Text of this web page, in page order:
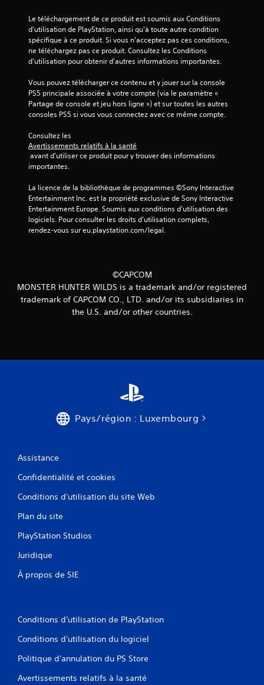
r
5
(
1
4
a
i
Le téléchargement de ce produit est soumis aux Conditions
d'utilisation de PlayStation, ainsi qu'à toute autre condition
spécifique à ce produit. Si vous n'acceptez pas ces conditions,
ne téléchargez pas ce produit. Consultez les Conditions
d'utilisation pour obtenir d'autres informations importantes.
Vous pouvez télécharger ce contenu et y jouer sur la console
PS5 principale associée à votre compte (via le paramètre «
Partage de console et jeu hors ligne ») et sur toutes les autres
consoles PS5 si vous vous connectez avec ce même compte.
Consultez les
Avertissements relatifs à la santé
importantes.
La licence de la bibliothèque de programmes ©Sony Interactive
Entertainment Inc. est la propriété exclusive de Sony Interactive
Entertainment Europe. Soumis aux conditions d’utilisation des
logiciels. Pour consulter les droits d’utilisation complets,
rendez-vous sur eu.playstation.com/legal.
©CAPCOM
MONSTER HUNTER WILDS is a trademark and/or registered
trademark of CAPCOM CO., LTD. and/or its subsidiaries in
the U.S. and/or other countries.
Pays/région : Luxembourg
Assistance
Confidentialité et cookies
Conditions d'utilisation du site Web
Plan du site
PlayStation Studios
Juridique
À propos de SIE
Conditions d'utilisation de PlayStation
Conditions d'utilisation du logiciel
Politique d'annulation du PS Store
Avertissements relatifs à la santé